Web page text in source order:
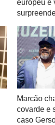
europeu e
Marcão
covarde e
caso